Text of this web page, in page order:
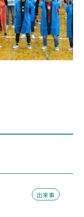
出来事